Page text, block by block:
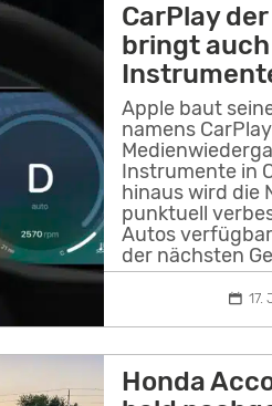
CarPlay
bringt
Apple baut
namens
Instrumente in
hinaus wird die
punktuell
Autos
der nächsten
17.
Honda